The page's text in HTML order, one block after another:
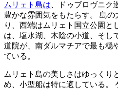
ムリェト島は 、ドゥブロヴニ
豊かな雰囲気をもたらす。 島
り、西端はムリェト国立公園と
は、塩水湖、木陰の小道、そし
道院が、南ダルマチアで最も穏
ている。
ムリェト島の美しさはゆっくり
め、小型船は特に適している。